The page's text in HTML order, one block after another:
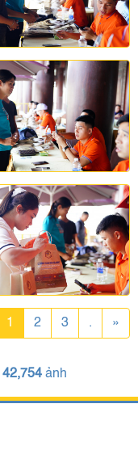
1 2 3 . »
42,754 ảnh